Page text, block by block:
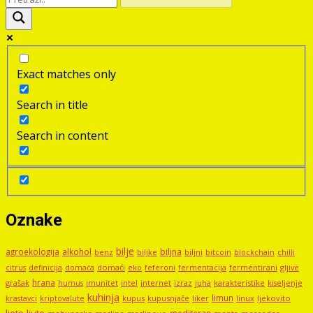
Exact matches only
Search in title
Search in content
Oznake
agroekologija alkohol benz bilje biljke biljna biljni bitcoin blockchain chilli
citrus definicija domaća domaći eko feferoni fermentacija fermentirani gljive
grašak hrana humus imunitet intel internet izraz juha karakteristike kiseljenje
krastavci kriptovalute kuhinja kupus kupusnjače liker limun linux ljekovito